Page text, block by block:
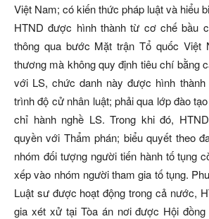
Việt Nam; có kiến thức pháp luật và hiểu
HTND được hình thành từ cơ chế bầu
thông qua bước Mặt trận Tổ quốc Việt
thương mà không quy định tiêu chí bằng
với LS, chức danh này được hình
trình độ cử nhân luật; phải qua lớp đào
chỉ hành nghề LS. Trong khi đó,
quyền với Thẩm phán; biểu quyết theo
nhóm đối tượng người tiến hành tố tụng
xếp vào nhóm người tham gia tố tụng.
Luật sư được hoạt động trong cả nước,
gia xét xử tại Tòa án nơi được Hội